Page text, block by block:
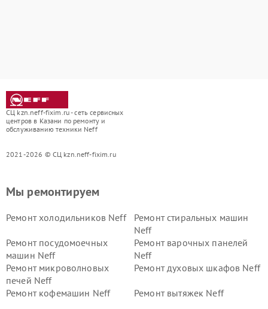
СЦ kzn.neff-fixim.ru - сеть сервисных
центров в Казани по ремонту и
обслуживанию техники Neff
2021-2026 © СЦ kzn.neff-fixim.ru
Мы ремонтируем
Ремонт холодильников Neff
Ремонт стиральных машин
Neff
Ремонт посудомоечных
машин Neff
Ремонт варочных панелей
Neff
Ремонт микроволновых
печей Neff
Ремонт духовых шкафов Neff
Ремонт кофемашин Neff Ремонт вытяжек Neff